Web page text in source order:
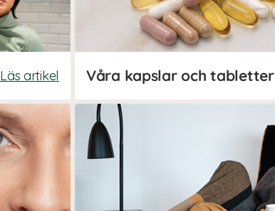
Läs artikel Våra kapslar och tabletter